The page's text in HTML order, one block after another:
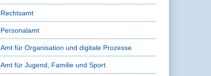
Rechtsamt
Personalamt
Amt für Organisation und digitale Prozesse
Amt für Jugend, Familie und Sport